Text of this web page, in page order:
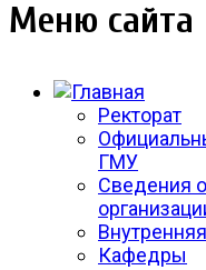
Меню сайта
Ректорат
ГМУ
Сведения
Кафедры